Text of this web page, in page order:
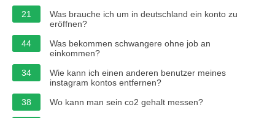
21
Was brauche ich um in deutschland ein konto zu
eröffnen?
44
Was bekommen schwangere ohne job an
einkommen?
34
Wie kann ich einen anderen benutzer meines
instagram kontos entfernen?
38
Wo kann man sein co2 gehalt messen?